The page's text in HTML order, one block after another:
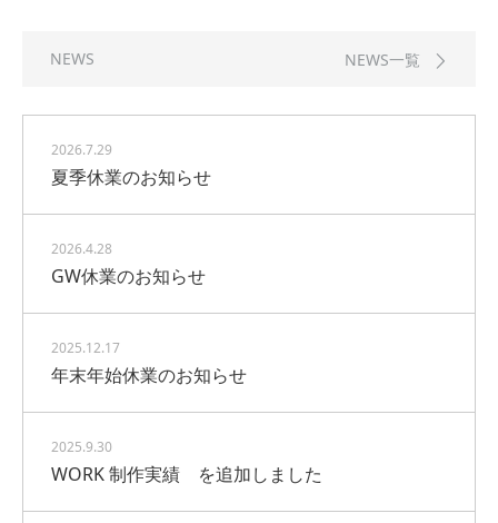
NEWS NEWS一覧
2026.7.29
夏季休業のお知らせ
2026.4.28
GW休業のお知らせ
2025.12.17
年末年始休業のお知らせ
2025.9.30
WORK 制作実績 を追加しました